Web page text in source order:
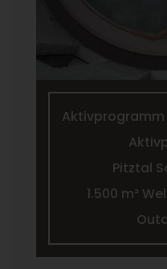
Pitztal
1.500 m²